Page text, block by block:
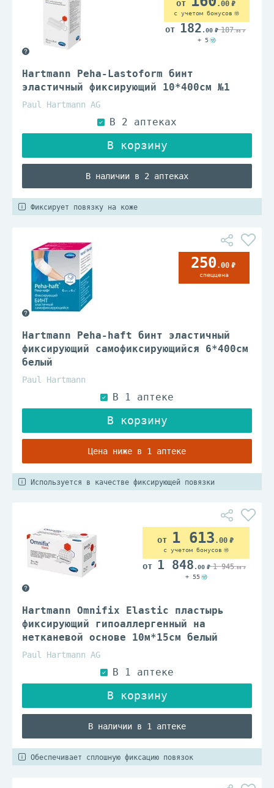
Hartmann Peha-Lastoform бинт
эластичный фиксирующий 10*400см №1
Paul Hartmann AG
В наличии в 2 аптеках
.00
с учетом бонусов
182 .00 187.00
+ 5
Фиксирует повязку на коже
Hartmann Peha-haft бинт эластичный
фиксирующий самофиксирующийся 6*400см
белый
Paul Hartmann
Цена ниже в 1 аптеке
250 .00
спеццена
Используется в качестве фиксирующей повязки
Hartmann Omnifix Elastic пластырь
фиксирующий гипоаллергенный на
нетканевой основе 10м*15см белый
Paul Hartmann AG
В наличии в 1 аптеке
1 613 .00
с учетом бонусов
1 848 .00 1 945.00
+ 55
Обеспечивает сплошную фиксацию повязок